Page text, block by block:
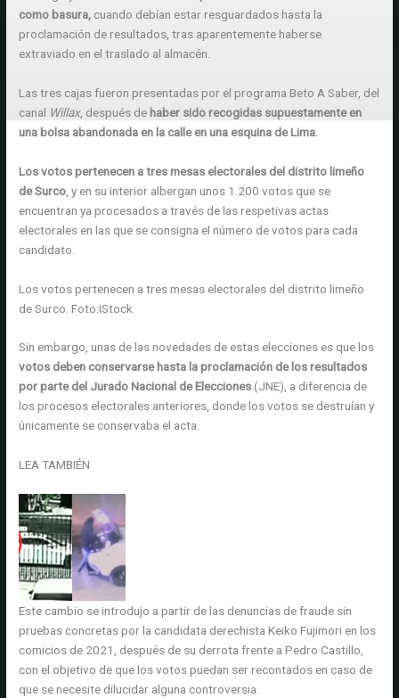
como basura, cuando debían estar resguardados hasta la
proclamación de resultados, tras aparentemente haberse
extraviado en el traslado al almacén.
Las tres cajas fueron presentadas por el programa Beto A Saber, del
canal Willax, después de haber sido recogidas supuestamente en
una bolsa abandonada en la calle en una esquina de Lima.
Los votos pertenecen a tres mesas electorales del distrito limeño
de Surco , y en su interior albergan unos 1.200 votos que se
encuentran ya procesados a través de las respetivas actas
electorales en las que se consigna el número de votos para cada
candidato.
Los votos pertenecen a tres mesas electorales del distrito limeño
de Surco. Foto:iStock
Sin embargo, unas de las novedades de estas elecciones es que los
votos deben conservarse hasta la proclamación de los resultados
por parte del Jurado Nacional de Elecciones (JNE), a diferencia de
los procesos electorales anteriores, donde los votos se destruían y
únicamente se conservaba el acta.
LEA TAMBIÉN
Este cambio se introdujo a partir de las denuncias de fraude sin
pruebas concretas por la candidata derechista Keiko Fujimori en los
comicios de 2021, después de su derrota frente a Pedro Castillo,
con el objetivo de que los votos puedan ser recontados en caso de
que se necesite dilucidar alguna controversia.